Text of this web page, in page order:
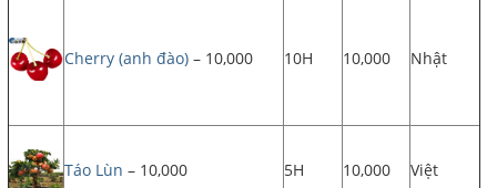
Cherry (anh đào) – 10,000 10H 10,000 Nhật
Táo Lùn – 10,000 5H 10,000 Việt